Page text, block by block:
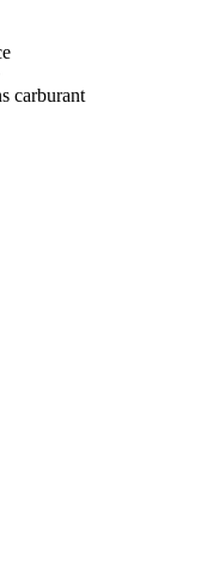
carburant